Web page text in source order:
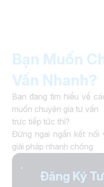
Bạn Muốn
Vấn Nhanh?
Bạn đang tìm hiểu về
muốn chuyên gia tư vấn
trực tiếp tức thì?
Đừng ngại ngần kết
giải pháp nhanh chóng
Đăng Ký